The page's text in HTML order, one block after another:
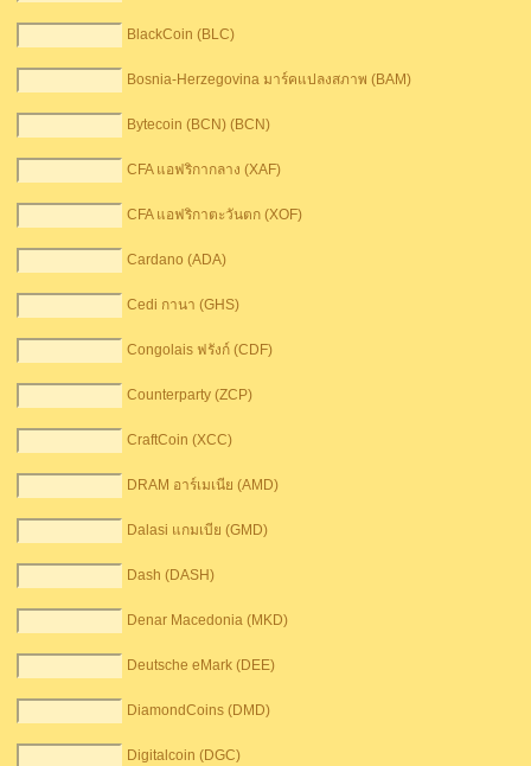
BlackCoin (BLC)
Bosnia-Herzegovina มาร์คแปลงสภาพ (BAM)
Bytecoin (BCN) (BCN)
CFA แอฟริกากลาง (XAF)
CFA แอฟริกาตะวันตก (XOF)
Cardano (ADA)
Cedi กานา (GHS)
Congolais ฟรังก์ (CDF)
Counterparty (ZCP)
CraftCoin (XCC)
DRAM อาร์เมเนีย (AMD)
Dalasi แกมเบีย (GMD)
Dash (DASH)
Denar Macedonia (MKD)
Deutsche eMark (DEE)
DiamondCoins (DMD)
Digitalcoin (DGC)